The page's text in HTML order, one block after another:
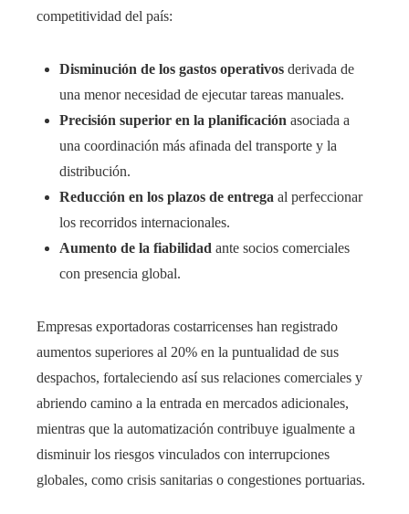
competitividad del país:
Disminución de los gastos operativos derivada de
una menor necesidad de ejecutar tareas manuales.
Precisión superior en la planificación asociada a
una coordinación más afinada del transporte y la
distribución.
Reducción en los plazos de entrega al perfeccionar
los recorridos internacionales.
Aumento de la fiabilidad ante socios comerciales
con presencia global.
Empresas exportadoras costarricenses han registrado
aumentos superiores al 20% en la puntualidad de sus
despachos, fortaleciendo así sus relaciones comerciales y
abriendo camino a la entrada en mercados adicionales,
mientras que la automatización contribuye igualmente a
disminuir los riesgos vinculados con interrupciones
globales, como crisis sanitarias o congestiones portuarias.